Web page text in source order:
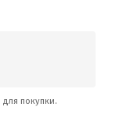
покупки.